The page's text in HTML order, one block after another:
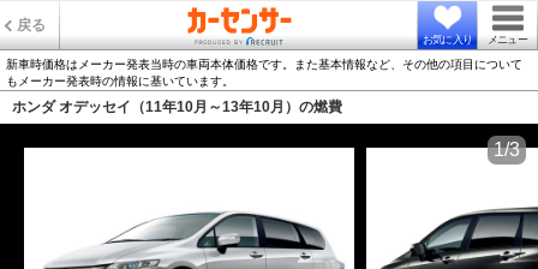
戻る
お気に入り メニュー
新車時価格はメーカー発表当時の車両本体価格です。また基本情報など、その他の項目について
もメーカー発表時の情報に基いています。
ホンダ オデッセイ（11年10月～13年10月）の燃費
1/3